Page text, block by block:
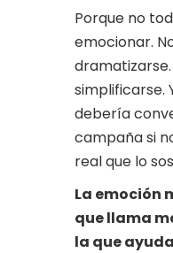
Porque no
emocionar.
simplificarse.
debería
campaña si
real que lo
La emoción
que llama
la que